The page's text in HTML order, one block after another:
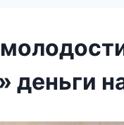
деньги